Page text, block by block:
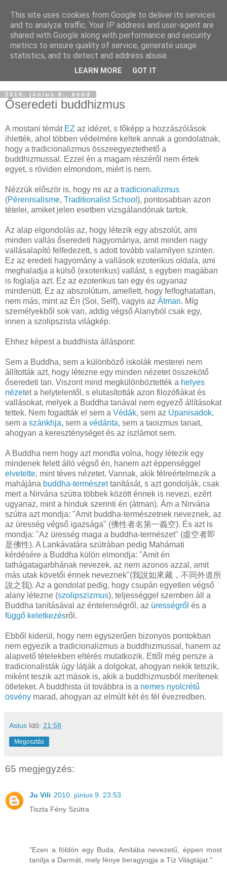
Buddhapest
Hétköznapi buddhizmus
2010. június 8., kedd
Őseredeti buddhizmus
A mostani témát EZ az idézet, s főképp a hozzászólások
ihlették, ahol többen védelmére keltek annak a gondolatnak,
hogy a tradicionalizmus összeegyeztethető a
buddhizmussal. Ezzel én a magam részéről nem értek
egyet, s röviden elmondom, miért is nem.
Nézzük először is, hogy mi az a tradicionalizmus
(Pérennialisme, Traditionalist School ), pontosabban azon
tételei, amiket jelen esetben vizsgálandónak tartok.
Az alap elgondolás az, hogy létezik egy abszolút, ami
minden vallás őseredeti hagyománya, amit minden nagy
vallásalapító felfedezett, s adott tovább valamilyen szinten.
Ez az eredeti hagyomány a vallások ezoterikus oldala, ami
meghaladja a külső (exoterikus) vallást, s egyben magában
is foglalja azt. Ez az ezoterikus tan egy és ugyanaz
mindenütt. Ez az abszolútum, amellett, hogy felfoghatatlan,
nem más, mint az Én (Soi, Self), vagyis az Átman. Míg
személyekből sok van, addig végső Alanyból csak egy,
innen a szolipszista világkép.
Ehhez képest a buddhista álláspont:
Sem a Buddha, sem a különböző iskolák mesterei nem
állították azt, hogy létezne egy minden nézetet összekötő
őseredeti tan. Viszont mind megkülönböztették a helyes
nézetet a helytelentől, s elutasították azon filozófiákat és
vallásokat, melyek a Buddha tanával nem egyező állításokat
tettek. Nem fogadták el sem a Védák, sem az Upanisadok,
sem a szánkhja, sem a védánta, sem a taoizmus tanait,
ahogyan a kereszténységet és az iszlámot sem.
A Buddha nem hogy azt mondta volna, hogy létezik egy
mindenek felett álló végső én, hanem azt éppenséggel
elvetette, mint téves nézetet. Vannak, akik félreértelmezik a
mahájána buddha-természettanítását, s azt gondolják, csak
mert a Nirvána szútra többek között énnek is nevezi, ezért
ugyanaz, mint a hinduk szerinti én (átman). Ám a Nirvána
szútra azt mondja: "Amit buddha-természetnek neveznek, az
az üresség végső igazsága" (佛性者名第一義空). És azt is
mondja: "Az üresség maga a buddha-természet" (虛空者即
是佛性). A Lankávatára szútrában pedig Mahámati
kérdésére a Buddha külön elmondja: "Amit én
tathágatagarbhának nevezek, az nem azonos azzal, amit
más utak követői énnek neveznek"(我說如來藏，不同外道所
說之我). Az a gondolat pedig, hogy csupán egyetlen végső
alany létezne (szolipszizmus), teljességgel szemben áll a
Buddha tanításával az éntelenségről, az ürességről és a
függő keletkezésről.
Ebből kiderül, hogy nem egyszerűen bizonyos pontokban
nem egyezik a tradicionalizmus a buddhizmussal, hanem az
alapvető tételekben eltérés mutatkozik. Ettől még persze a
tradicionalisták úgy látják a dolgokat, ahogyan nekik tetszik,
miként teszik azt mások is, akik a buddhizmusból merítenek
ötleteket. A buddhista út továbbra is a nemes nyolcrétű
ösvény marad, ahogyan az elmúlt két és fél évezredben.
Astus Idő: 21:58
Megosztás
65 megjegyzés:
Ju Vili 2010. június 9. 23:53
Tiszta Fény Szútra
"Ezen a földön egy Buda, Amitába nevezetű, éppen most
tanítja a Darmát, mely fénye beragyogja a Tíz Világtájat."
This site uses cookies from Google to deliver its services
and to analyze traffic. Your IP address and user-agent are
shared with Google along with performance and security
metrics to ensure quality of service, generate usage
statistics, and to detect and address abuse.
LEARN MORE GOT IT